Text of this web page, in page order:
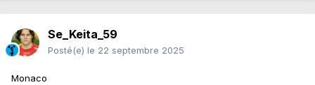
Se_Keita_59
Posté(e) le 22 septembre 2025
Monaco